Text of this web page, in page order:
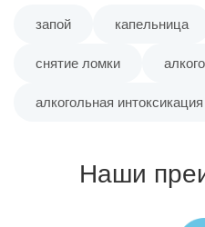
Квартал Нефтебаза
Квартал Промзона
Квартал Старый Центр
запой капельница
снятие ломки
алкогольная интоксикация
Наши